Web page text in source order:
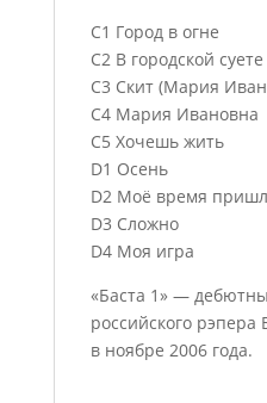
C1 Город в огне
C2 В городской суете
C3 Скит (Мария
C4 Мария Ивановна
C5 Хочешь жить
D1 Осень
D2 Моё время
D3 Сложно
D4 Моя игра
«Баста 1» —
российского
в ноябре 2006 года.